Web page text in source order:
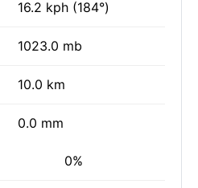
16.2 kph (184°)
1023.0 mb
10.0 km
0.0 mm
0%